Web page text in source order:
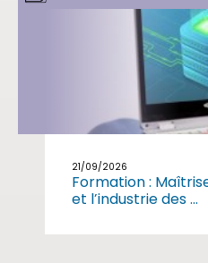
21/09/2026
Formation :
et l’industrie des ...